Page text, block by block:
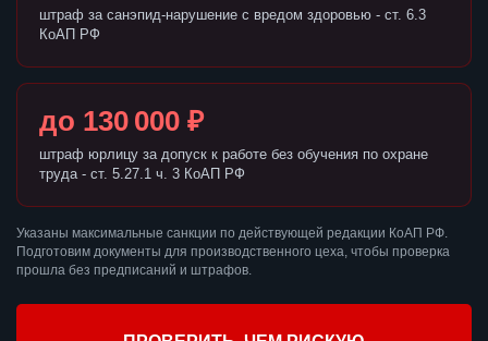
штраф за санэпид-нарушение с вредом здоровью - ст. 6.3
КоАП РФ
до 130 000 ₽
штраф юрлицу за допуск к работе без обучения по охране
труда - ст. 5.27.1 ч. 3 КоАП РФ
Указаны максимальные санкции по действующей редакции КоАП РФ.
Подготовим документы для производственного цеха, чтобы проверка
прошла без предписаний и штрафов.